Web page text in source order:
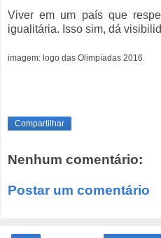
Viver em um país que
igualitária. Isso sim, dá
imagem: logo das Olimpíadas 2016
Compartilhar
Nenhum comentário:
Postar um comentário